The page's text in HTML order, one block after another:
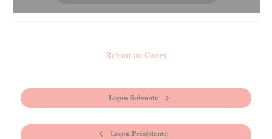
Leçon Précédente
Retour au Cours
Leçon Suivante